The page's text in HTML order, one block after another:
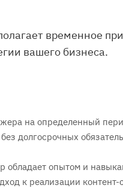
временное
вашего бизнеса.
на определенный
долгосрочных
опытом и
к реализации контент-